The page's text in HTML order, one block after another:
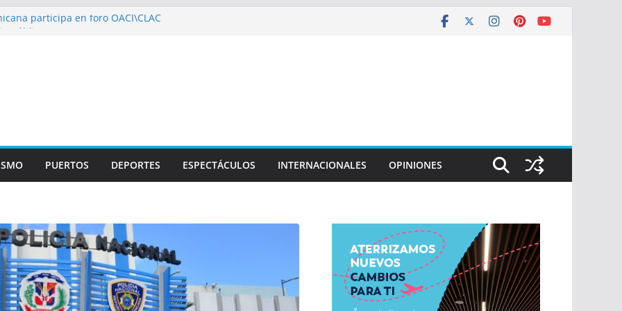
participa en foro OACI\CLAC
en normas de calidad ISO
multidisciplinario operativo médico
PUERTOS DEPORTES ESPECTÁCULOS INTERNACIONALES OPINIONES